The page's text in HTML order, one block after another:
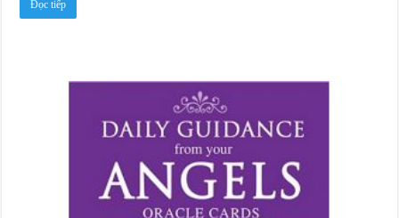
Đọc tiếp